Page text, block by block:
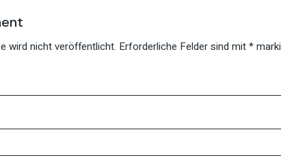
wird nicht veröffentlicht. Erforderliche Felder sind mit*